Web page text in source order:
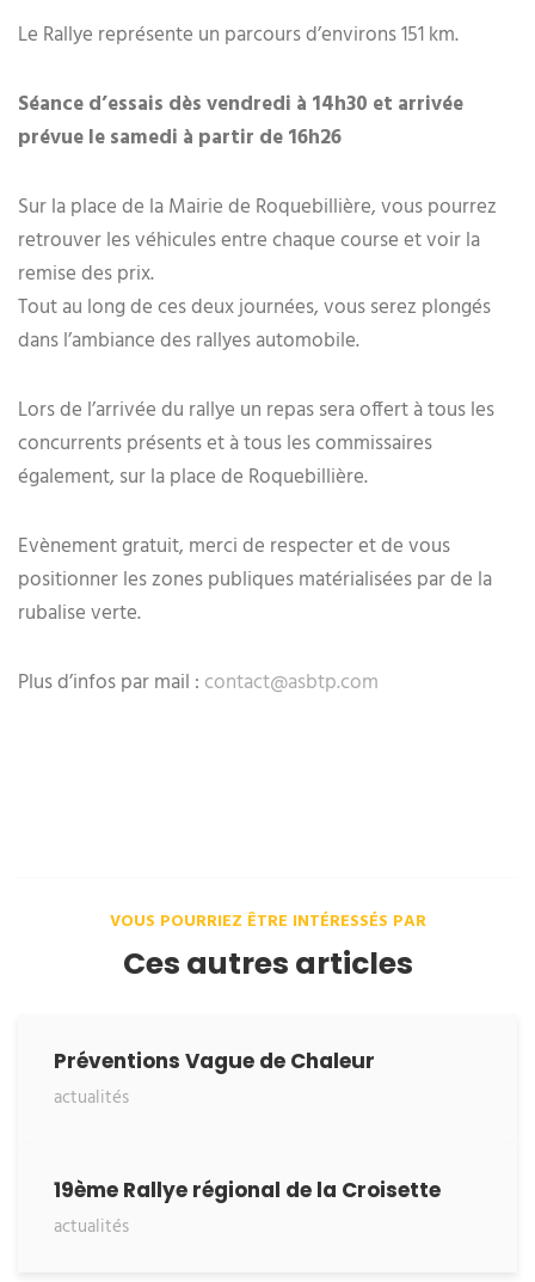
Le Rallye représente un parcours d’environs 151 km.
Séance d’essais dès vendredi à 14h30 et arrivée
prévue le samedi à partir de 16h26
Sur la place de la Mairie de Roquebillière, vous pourrez
retrouver les véhicules entre chaque course et voir la
remise des prix.
Tout au long de ces deux journées, vous serez plongés
dans l’ambiance des rallyes automobile.
Lors de l’arrivée du rallye un repas sera offert à tous les
concurrents présents et à tous les commissaires
également, sur la place de Roquebillière.
Evènement gratuit, merci de respecter et de vous
positionner les zones publiques matérialisées par de la
rubalise verte.
Plus d’infos par mail : contact@asbtp.com
VOUS POURRIEZ ÊTRE INTÉRESSÉS PAR
Ces autres articles
Préventions Vague de Chaleur
actualités
19ème Rallye régional de la Croisette
actualités